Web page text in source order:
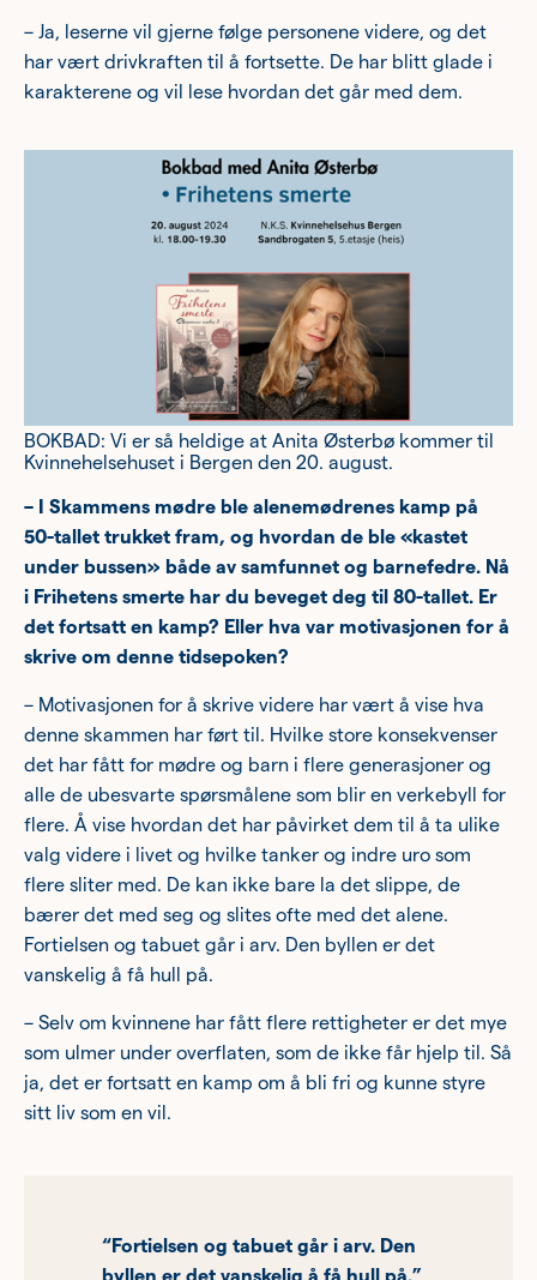
– Ja, leserne vil gjerne følge personene videre, og det
har vært drivkraften til å fortsette. De har blitt glade i
karakterene og vil lese hvordan det går med dem.
BOKBAD: Vi er så heldige at Anita Østerbø kommer til
Kvinnehelsehuset i Bergen den 20. august.
– I Skammens mødre ble alenemødrenes kamp på
50-tallet trukket fram, og hvordan de ble «kastet
under bussen» både av samfunnet og barnefedre. Nå
i Frihetens smerte har du beveget deg til 80-tallet. Er
det fortsatt en kamp? Eller hva var motivasjonen for å
skrive om denne tidsepoken?
– Motivasjonen for å skrive videre har vært å vise hva
denne skammen har ført til. Hvilke store konsekvenser
det har fått for mødre og barn i flere generasjoner og
alle de ubesvarte spørsmålene som blir en verkebyll for
flere. Å vise hvordan det har påvirket dem til å ta ulike
valg videre i livet og hvilke tanker og indre uro som
flere sliter med. De kan ikke bare la det slippe, de
bærer det med seg og slites ofte med det alene.
Fortielsen og tabuet går i arv. Den byllen er det
vanskelig å få hull på.
– Selv om kvinnene har fått flere rettigheter er det mye
som ulmer under overflaten, som de ikke får hjelp til. Så
ja, det er fortsatt en kamp om å bli fri og kunne styre
sitt liv som en vil.
“Fortielsen og tabuet går i arv. Den
byllen er det vanskelig å få hull på.”